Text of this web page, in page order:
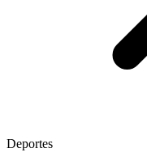
Deportes